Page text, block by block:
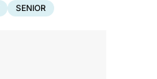
SENIOR